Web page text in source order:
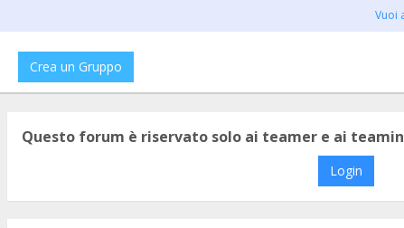
Vuoi
Crea un Gruppo
Questo forum è riservato solo ai teamer e ai
Login